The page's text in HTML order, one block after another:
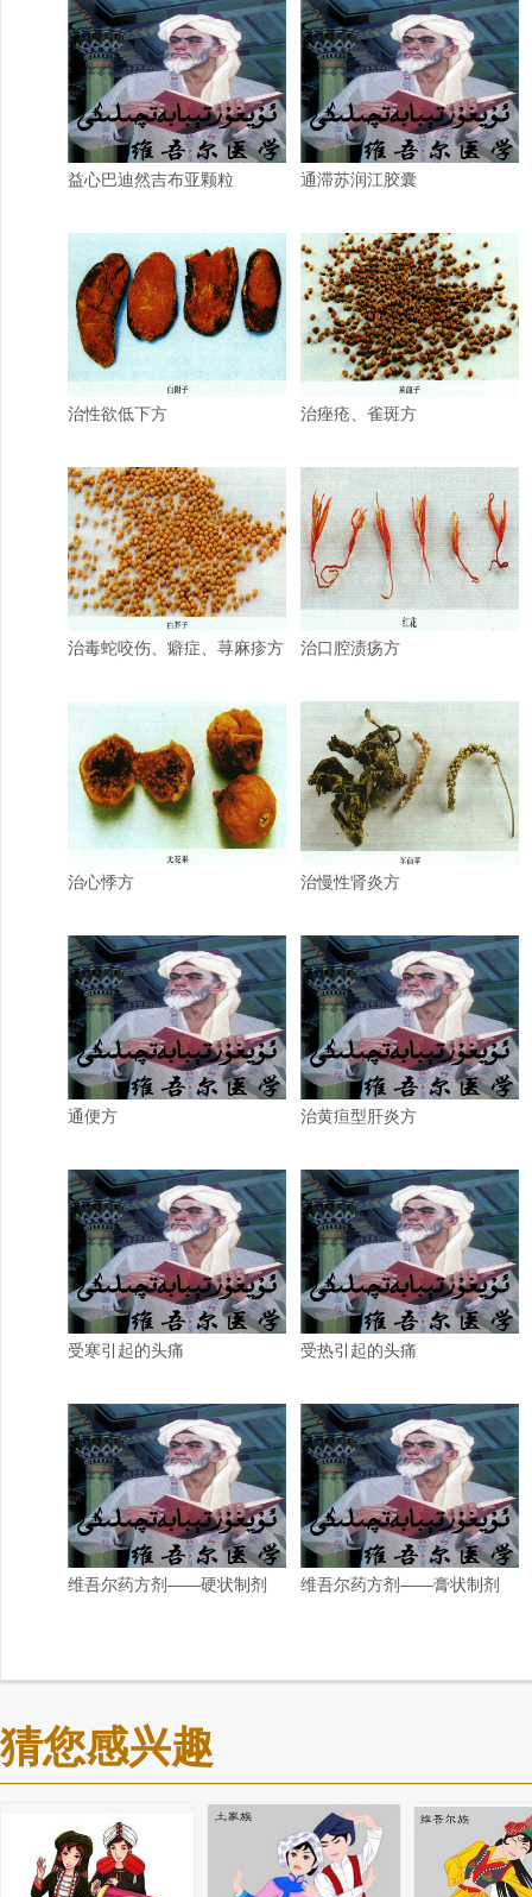
益心巴迪然吉布亚颗粒 通滞苏润江胶囊
治性欲低下方 治痤疮、雀斑方
治毒蛇咬伤、癖症、荨麻疹方 治口腔渍疡方
治心悸方 治慢性肾炎方
通便方 治黄疸型肝炎方
受寒引起的头痛 受热引起的头痛
维吾尔药方剂——硬状制剂 维吾尔药方剂——膏状制剂
猜您感兴趣